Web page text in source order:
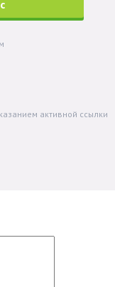
активной ссылки